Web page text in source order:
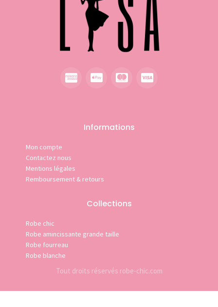
Informations
Mon compte
Contactez nous
Mentions légales
Remboursement & retours
Collections
Robe chic
Robe amincissante grande taille
Robe fourreau
Robe blanche
Tout droits réservés robe-chic.com